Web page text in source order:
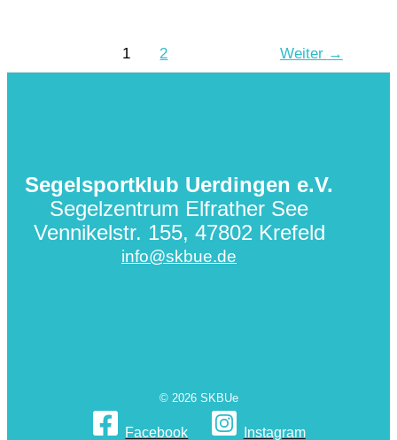
1 2 Weiter →
Segelsportklub Uerdingen e.V.
Segelzentrum Elfrather See
Vennikelstr. 155, 47802 Krefeld
info@skbue.de
© 2026 SKBUe
Facebook Instagram